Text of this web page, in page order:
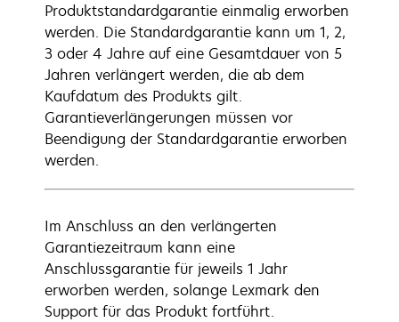
Produktstandardgarantie einmalig erworben
werden. Die Standardgarantie kann um 1, 2,
3 oder 4 Jahre auf eine Gesamtdauer von 5
Jahren verlängert werden, die ab dem
Kaufdatum des Produkts gilt.
Garantieverlängerungen müssen vor
Beendigung der Standardgarantie erworben
werden.
Im Anschluss an den verlängerten
Garantiezeitraum kann eine
Anschlussgarantie für jeweils 1 Jahr
erworben werden, solange Lexmark den
Support für das Produkt fortführt.